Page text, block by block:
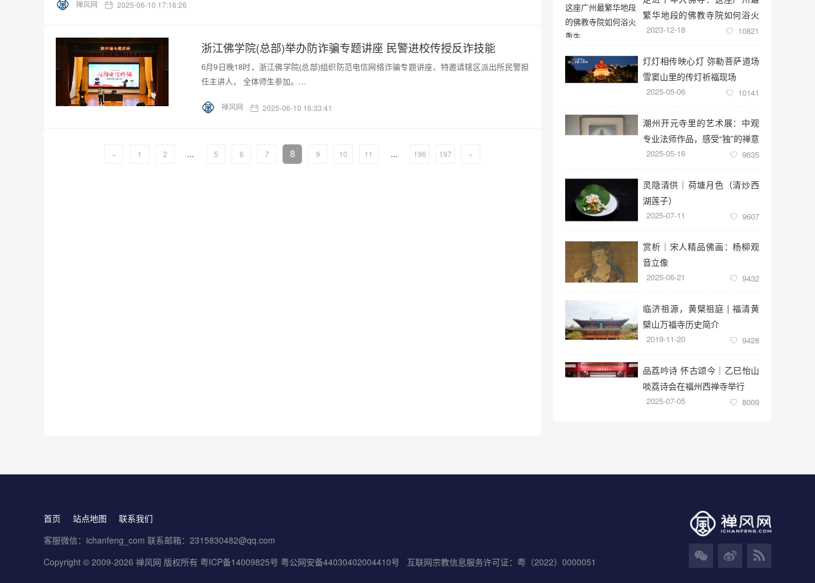
禅风网 2025-06-10 17:16:26
浙江佛学院(总部)举办防诈骗专题讲座 民警进校传授反诈技能
6月9日晚18时，浙江佛学院(总部)组织防范电信网络诈骗专题讲座，特邀请辖区派出所民警担
任主讲人， 全体师生参加。…
禅风网 2025-06-10 16:33:41
« 1 2 ... 5 6 7 8 9 10 11 ... 196 197 »
繁华地段的佛教寺院如何浴火
重生
2023-12-18 10821
灯灯相传映心灯 弥勒菩萨道场
雪窦山里的传灯祈福现场
2025-05-06 10141
潮州开元寺里的艺术展：中观
专业法师作品，感受“独”的禅意
世界
2025-05-16 9635
灵隐清供｜​荷塘月色（清炒西
湖莲子）
2025-07-11 9607
赏析｜宋人精品佛画：杨柳观
音立像
2025-06-21 9432
临济祖源，黄檗祖庭 | 福清黄
檗山万福寺历史简介
2019-11-20 9428
品荔吟诗 怀古颂今｜乙巳怡山
啖荔诗会在福州西禅寺举行
2025-07-05 8009
首页 站点地图
联系我们
客服微信：ichanfeng_com 联系邮箱：2315830482@qq.com
Copyright © 2009-2026 禅风网 版权所有 粤ICP备14009825号 粤公网安备44030402004410号 互联网宗教信息服务许可证：粤（2022）0000051